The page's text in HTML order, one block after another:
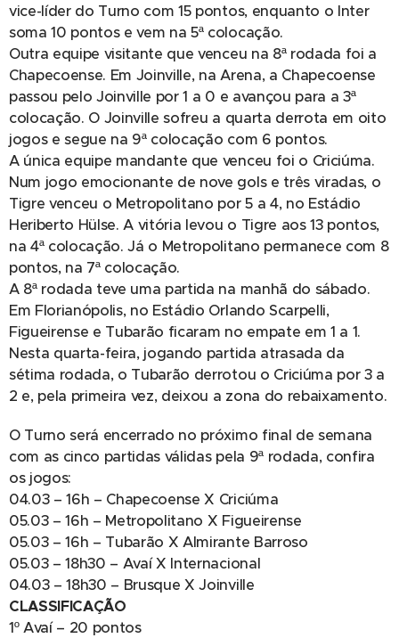
vice-líder do Turno com 15 pontos, enquanto o Inter
soma 10 pontos e vem na 5ª colocação.
Outra equipe visitante que venceu na 8ª rodada foi a
Chapecoense. Em Joinville, na Arena, a Chapecoense
passou pelo Joinville por 1 a 0 e avançou para a 3ª
colocação. O Joinville sofreu a quarta derrota em oito
jogos e segue na 9ª colocação com 6 pontos.
A única equipe mandante que venceu foi o Criciúma.
Num jogo emocionante de nove gols e três viradas, o
Tigre venceu o Metropolitano por 5 a 4, no Estádio
Heriberto Hülse. A vitória levou o Tigre aos 13 pontos,
na 4ª colocação. Já o Metropolitano permanece com 8
pontos, na 7ª colocação.
A 8ª rodada teve uma partida na manhã do sábado.
Em Florianópolis, no Estádio Orlando Scarpelli,
Figueirense e Tubarão ficaram no empate em 1 a 1.
Nesta quarta-feira, jogando partida atrasada da
sétima rodada, o Tubarão derrotou o Criciúma por 3 a
2 e, pela primeira vez, deixou a zona do rebaixamento.
O Turno será encerrado no próximo final de semana
com as cinco partidas válidas pela 9ª rodada, confira
os jogos:
04.03 – 16h – Chapecoense X Criciúma
05.03 – 16h – Metropolitano X Figueirense
05.03 – 16h – Tubarão X Almirante Barroso
05.03 – 18h30 – Avaí X Internacional
04.03 – 18h30 – Brusque X Joinville
CLASSIFICAÇÃO
1º Avaí – 20 pontos